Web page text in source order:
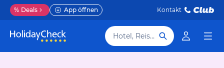
% Deals App öffnen Kontakt
Hotel, Reiseziel